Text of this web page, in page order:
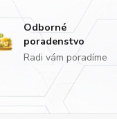
Odborné
poradenstvo
Radi vám poradíme